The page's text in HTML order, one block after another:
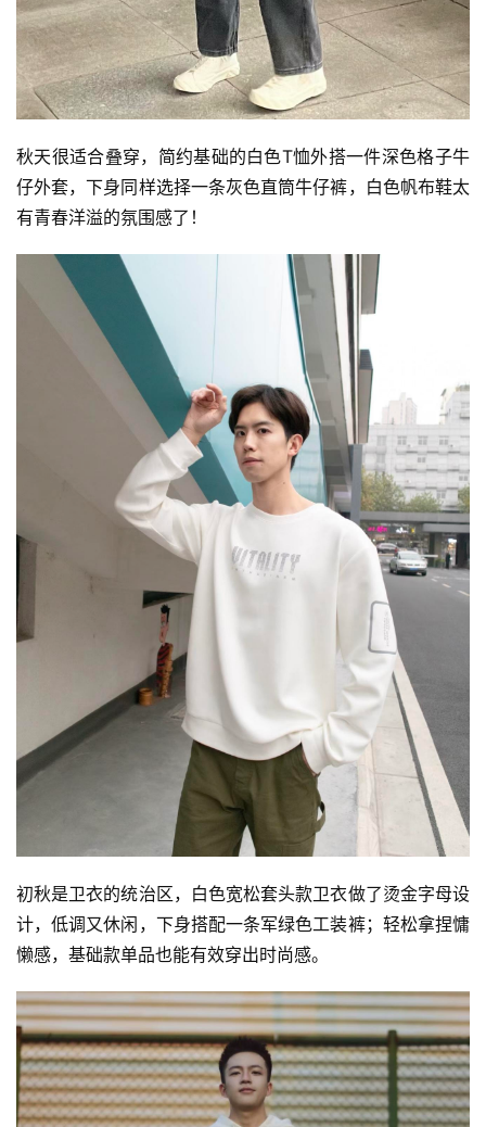
秋天很适合叠穿，简约基础的白色T恤外搭一件深色格子牛
仔外套，下身同样选择一条灰色直筒牛仔裤，白色帆布鞋太
有青春洋溢的氛围感了！
初秋是卫衣的统治区，白色宽松套头款卫衣做了烫金字母设
计，低调又休闲，下身搭配一条军绿色工装裤；轻松拿捏慵
懒感，基础款单品也能有效穿出时尚感。